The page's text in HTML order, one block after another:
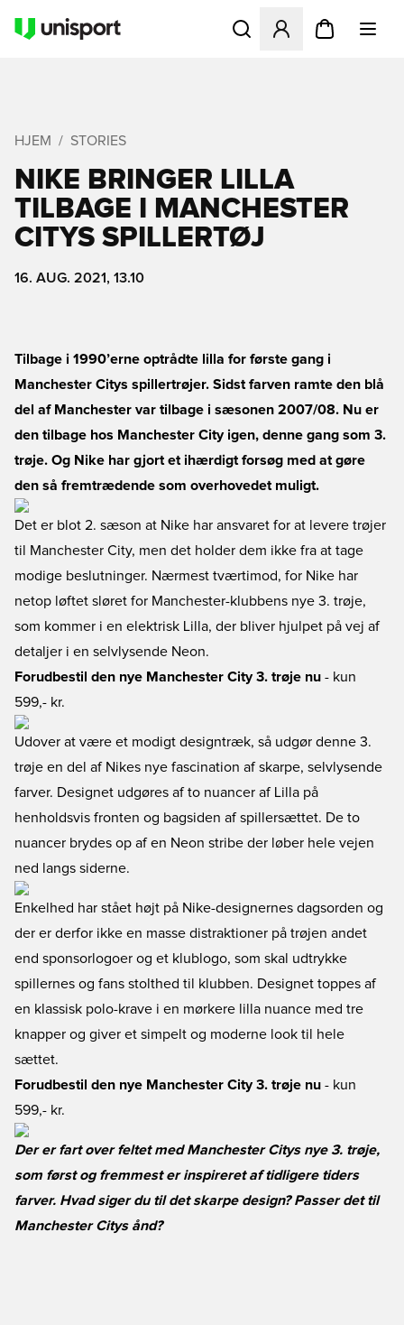
Åbner en Modal til at
HJEM STORIES
NIKE BRINGER LILLA
TILBAGE I MANCHESTER
CITYS SPILLERTØJ
16. AUG. 2021, 13.10
Tilbage i 1990’erne optrådte lilla for første gang i
Manchester Citys spillertrøjer. Sidst farven ramte den blå
del af Manchester var tilbage i sæsonen 2007/08. Nu er
den tilbage hos Manchester City igen, denne gang som 3.
trøje. Og Nike har gjort et ihærdigt forsøg med at gøre
den så fremtrædende som overhovedet muligt.
Det er blot 2. sæson at Nike har ansvaret for at levere trøjer
til Manchester City, men det holder dem ikke fra at tage
modige beslutninger. Nærmest tværtimod, for Nike har
netop løftet sløret for Manchester-klubbens nye 3. trøje,
som kommer i en elektrisk Lilla, der bliver hjulpet på vej af
detaljer i en selvlysende Neon.
Forudbestil den nye Manchester City 3. trøje nu - kun
599,- kr.
Udover at være et modigt designtræk, så udgør denne 3.
trøje en del af Nikes nye fascination af skarpe, selvlysende
farver. Designet udgøres af to nuancer af Lilla på
henholdsvis fronten og bagsiden af spillersættet. De to
nuancer brydes op af en Neon stribe der løber hele vejen
ned langs siderne.
Enkelhed har stået højt på Nike-designernes dagsorden og
der er derfor ikke en masse distraktioner på trøjen andet
end sponsorlogoer og et klublogo, som skal udtrykke
spillernes og fans stolthed til klubben. Designet toppes af
en klassisk polo-krave i en mørkere lilla nuance med tre
knapper og giver et simpelt og moderne look til hele
sættet.
Forudbestil den nye Manchester City 3. trøje nu - kun
599,- kr.
Der er fart over feltet med Manchester Citys nye 3. trøje,
som først og fremmest er inspireret af tidligere tiders
farver. Hvad siger du til det skarpe design? Passer det til
Manchester Citys ånd?